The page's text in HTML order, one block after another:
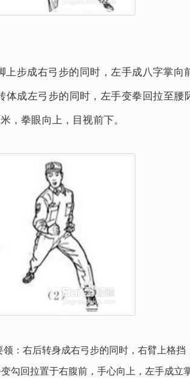
上步成右弓步的同时，左手成八字掌
体成左弓步的同时，左手变拳回拉至
，拳眼向上，目视前下。
：右后转身成右弓步的同时，右臂上格
勾回拉置于右腹前，手心向上，左手成立